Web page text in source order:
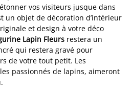
vos visiteurs jusque dans
un objet de décoration d’intérieur
et design à votre déco
Lapin Fleurs restera un
qui restera gravé pour
de votre tout petit. Les
passionnés de lapins, aimeront